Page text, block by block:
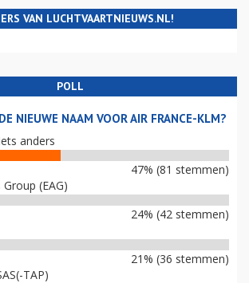
VAN LUCHTVAARTNIEUWS.NL!
POLL
NIEUWE NAAM VOOR AIR FRANCE-KLM?
anders
47% (81 stemmen)
(EAG)
24% (42 stemmen)
21% (36 stemmen)
TAP)